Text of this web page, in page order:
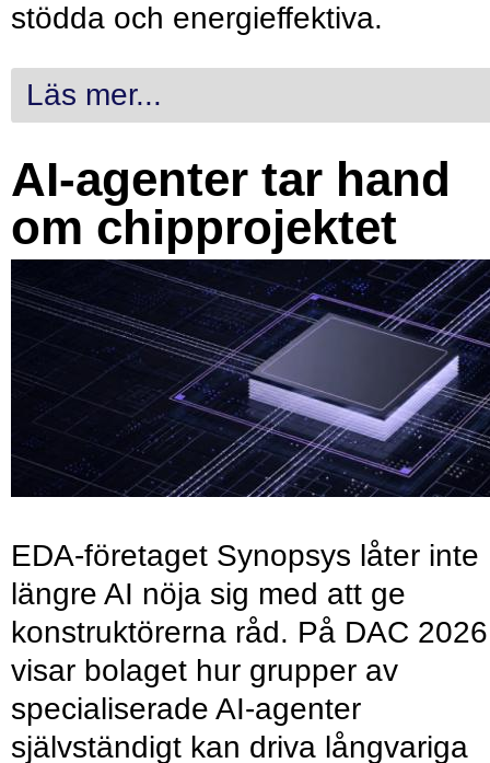
stödda och energieffektiva.
Läs mer...
AI-agenter tar hand
om chipprojektet
EDA-företaget Synopsys låter inte
längre AI nöja sig med att ge
konstruktörerna råd. På DAC 2026
visar bolaget hur grupper av
specialiserade AI-agenter
självständigt kan driva långvariga